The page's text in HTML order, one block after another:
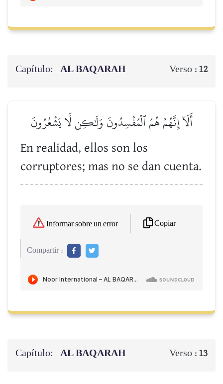
Capítulo: AL BAQARAH Verso : 12
أَلَآ إِنَّهُمۡ هُمُ ٱلۡمُفۡسِدُونَ وَلَٰكِن لَّا يَشۡعُرُونَ
En realidad, ellos son los
corruptores; mas no se dan cuenta.
Informar sobre un error Copiar
Compartir :
Capítulo: AL BAQARAH Verso : 13